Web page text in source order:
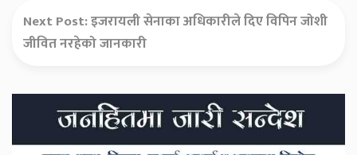
Next Post:इजरायली सेनाका अधिकारीले दिए विपिन जोशी
जीवित नरहेको जानकारी
Secondary
Sidebar